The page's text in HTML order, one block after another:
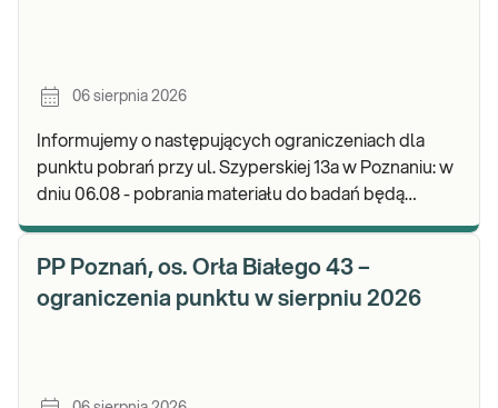
06 sierpnia 2026
Informujemy o następujących ograniczeniach dla
punktu pobrań przy ul. Szyperskiej 13a w Poznaniu: w
dniu 06.08 - pobrania materiału do badań będą
PP Poznań, os. Orła Białego 43 –
ograniczenia punktu w sierpniu 2026